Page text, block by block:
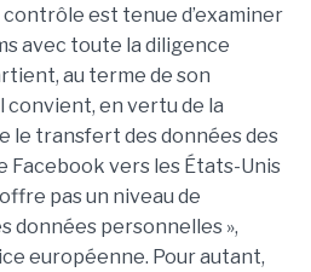
contrôle est tenue d’examiner
avec toute la diligence
au terme de son
convient, en vertu de la
le transfert des données des
Facebook vers les États-Unis
pas un niveau de
données personnelles »,
européenne. Pour autant,